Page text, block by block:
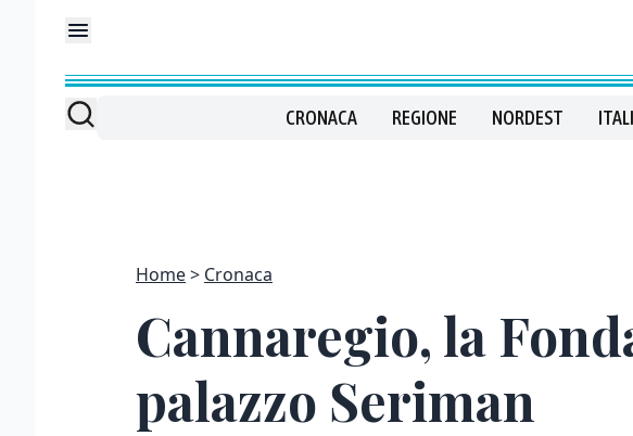
CRONACA REGIONE NORDEST
Home Cronaca
Cannaregio, la
palazzo Seriman